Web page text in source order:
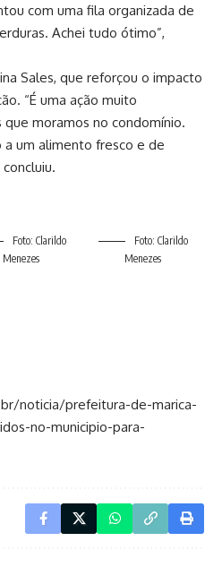
com uma fila organizada de
Achei tudo ótimo”,
Sales, que reforçou o impacto
“É uma ação muito
moramos no condomínio.
a um alimento fresco e de
Foto: Clarildo
Menezes
Foto: Clarildo
Menezes
noticia/prefeitura-de-marica-
no-municipio-para-